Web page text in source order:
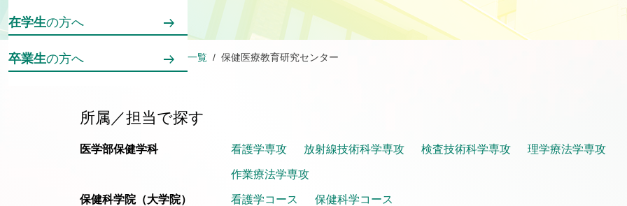
在学生の方へ
卒業生の方へ
ホーム 大学院／学科の概要 教員一覧 保健医療教育研究センター
所属／担当で探す
医学部保健学科 看護学専攻 放射線技術科学専攻 検査技術科学専攻 理学療法学専攻
作業療法学専攻
保健科学院（大学院） 看護学コース 保健科学コース